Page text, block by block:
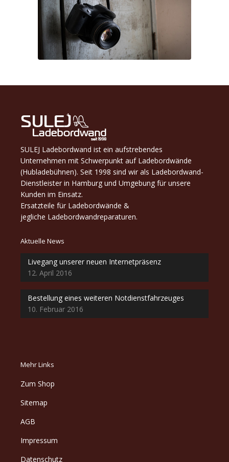
SULEJ Ladebordwand ist ein aufstrebendes
Unternehmen mit Schwerpunkt auf Ladebordwände
(Hubladebühnen). Seit 1998 sind wir als Ladebordwand-
Dienstleister in Hamburg und Umgebung für unsere
Kunden im Einsatz.
Ersatzteile für Ladebordwände &
jegliche Ladebordwandreparaturen.
Aktuelle News
Livegang unserer neuen Internetpräsenz
12. April 2016
Bestellung eines weiteren Notdienstfahrzeuges
10. Februar 2016
Mehr Links
Zum Shop
Sitemap
AGB
Impressum
Datenschutz